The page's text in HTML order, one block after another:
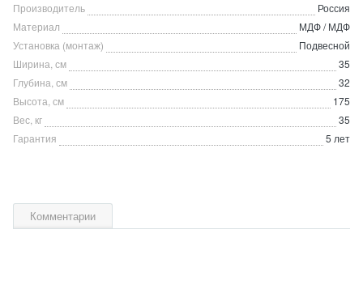
Производитель
Россия
Материал
МДФ / МДФ
Установка (монтаж)
Подвесной
Ширина, см
35
Глубина, см
32
Высота, см
175
Вес, кг
35
Гарантия
5 лет
Комментарии